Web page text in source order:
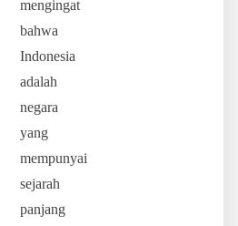
mengingat
bahwa
Indonesia
adalah
negara
yang
mempunyai
sejarah
panjang